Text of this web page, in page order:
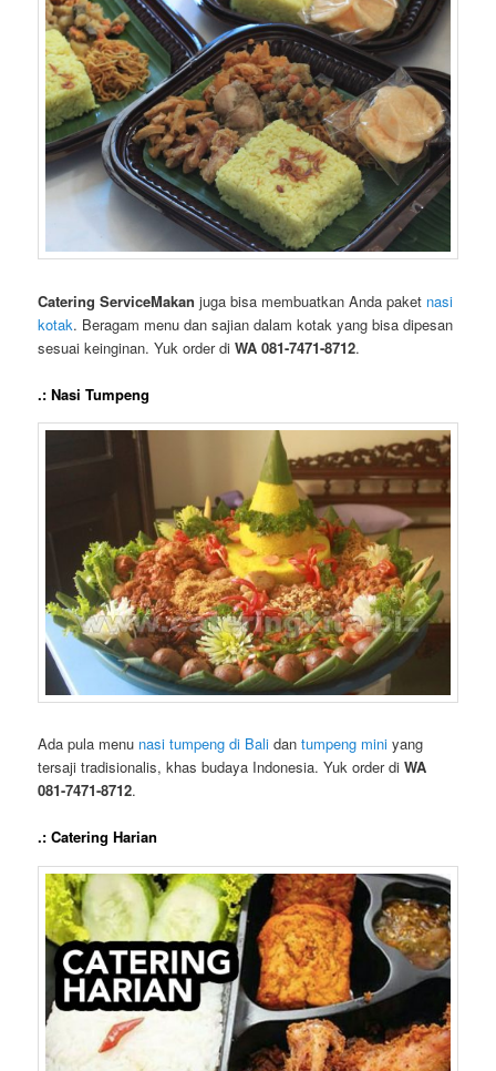
Catering ServiceMakan juga bisa membuatkan Anda paket nasi
kotak. Beragam menu dan sajian dalam kotak yang bisa dipesan
sesuai keinginan. Yuk order diWA 081-7471-8712.
.: Nasi Tumpeng
Ada pula menu nasi tumpeng di Bali dantumpeng mini yang
tersaji tradisionalis, khas budaya Indonesia. Yuk order diWA
081-7471-8712.
.: Catering Harian